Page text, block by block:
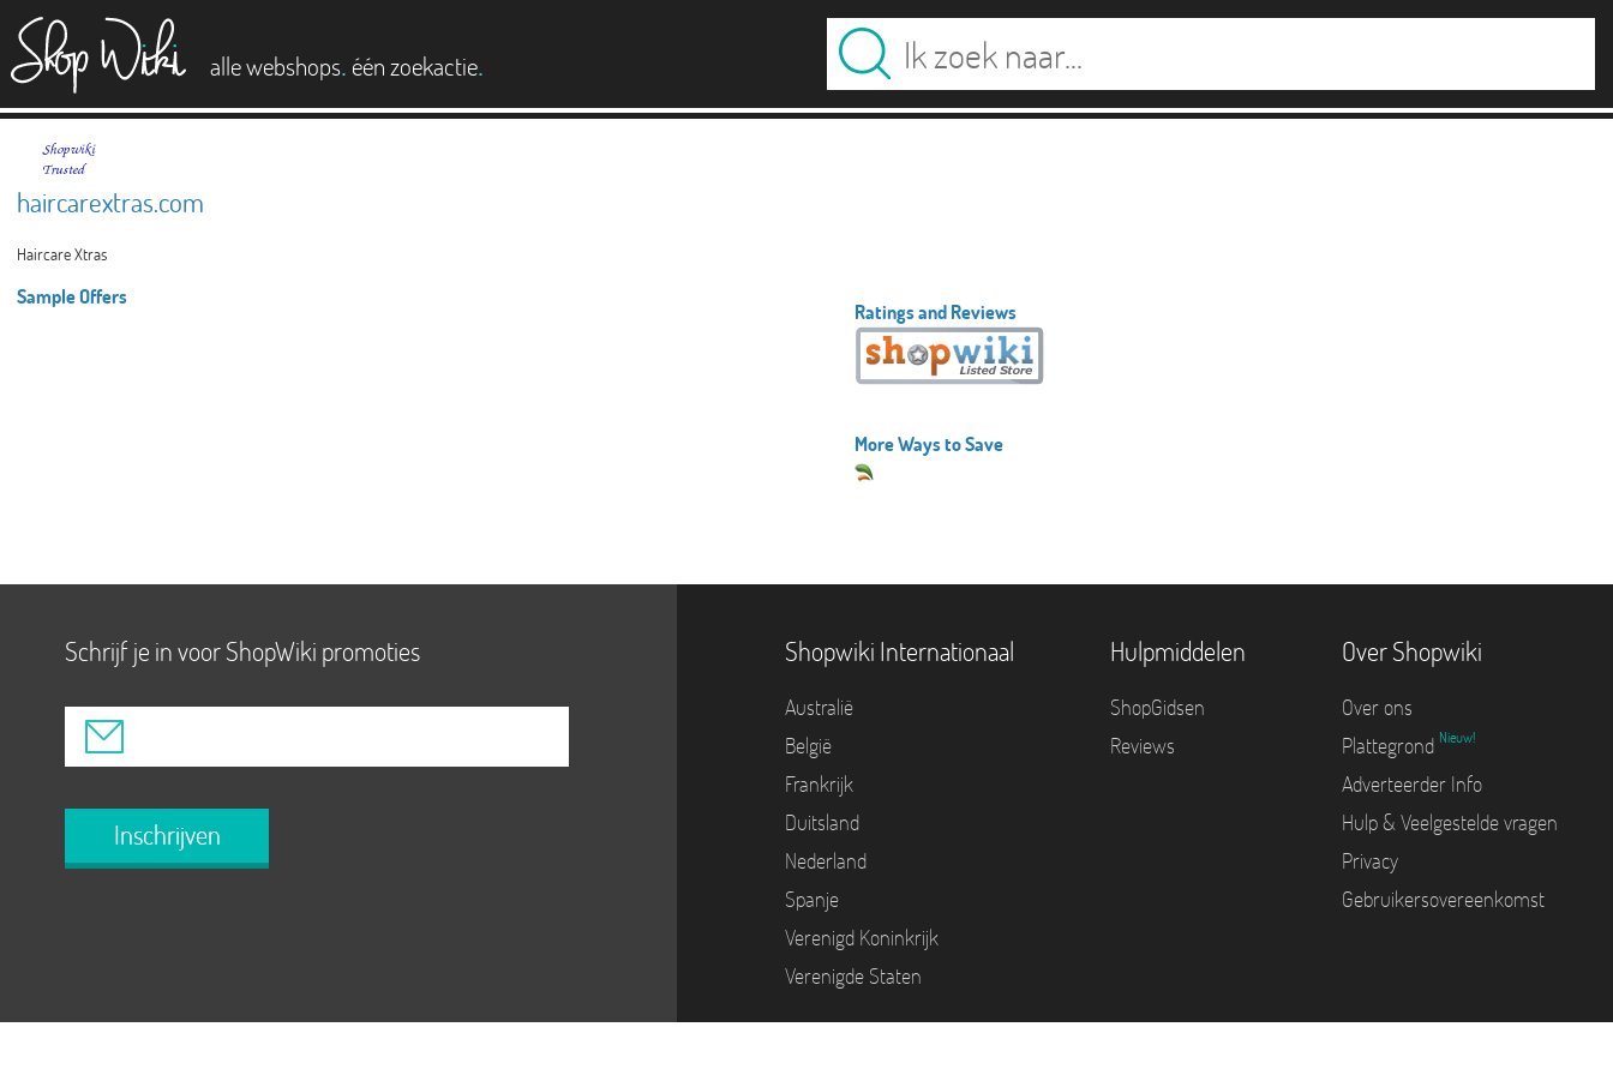
alle webshops. één zoekactie.
haircarextras.com
Haircare Xtras
Sample Offers
Ratings and Reviews
More Ways to Save
Schrijf je in voor ShopWiki promoties
Inschrijven
Shopwiki Internationaal
Australië
België
Frankrijk
Duitsland
Nederland
Spanje
Verenigd Koninkrijk
Verenigde Staten
Hulpmiddelen
ShopGidsen
Reviews
Over Shopwiki
Over ons
Plattegrond Nieuw!
Adverteerder Info
Hulp & Veelgestelde vragen
Privacy
Gebruikersovereenkomst